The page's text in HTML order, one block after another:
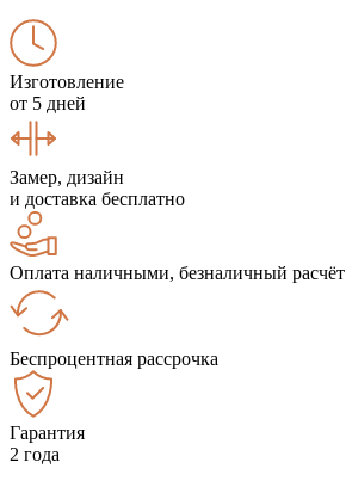
Изготовление
от 5 дней
Замер, дизайн
и доставка бесплатно
Оплата наличными, безналичный расчёт
Беспроцентная рассрочка
Гарантия
2 года